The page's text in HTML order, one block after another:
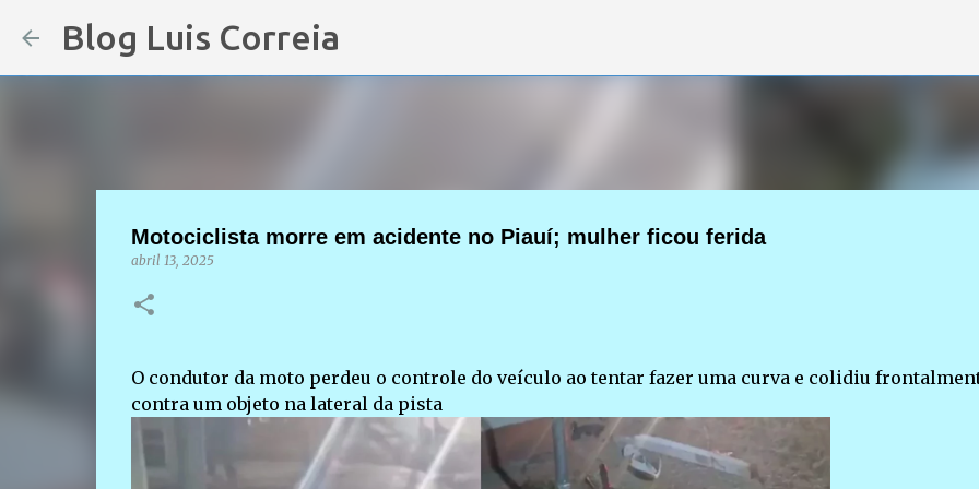
Blog Luis Correia
Motociclista morre em acidente no Piauí; mulher ficou ferida
abril 13, 2025
O condutor da moto perdeu o controle do veículo ao tentar fazer uma curva e colidiu
contra um objeto na lateral da pista